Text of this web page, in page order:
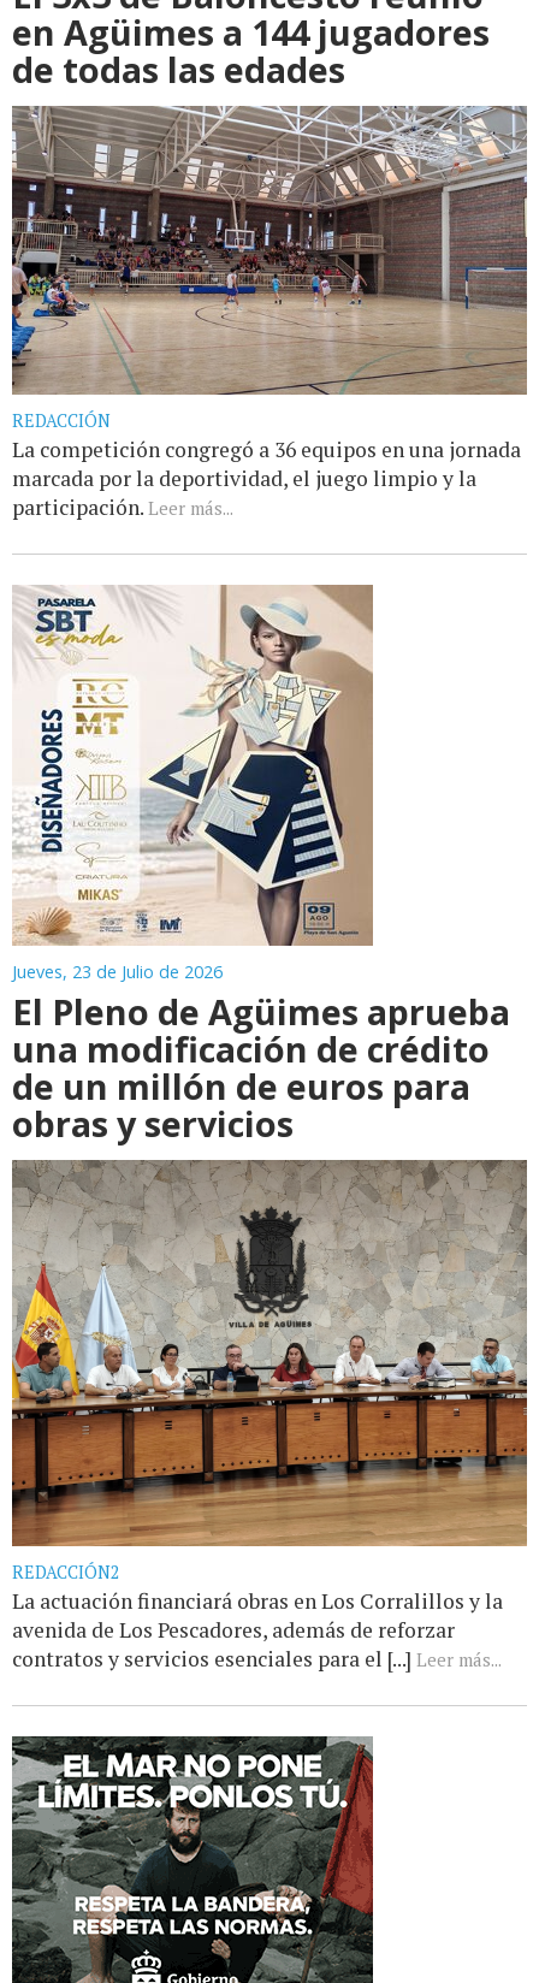
en Agüimes a 144 jugadores
de todas las edades
REDACCIÓN
La competición congregó a 36 equipos en una jornada
marcada por la deportividad, el juego limpio y la
participación. Leer más...
Jueves, 23 de Julio de 2026
El Pleno de Agüimes aprueba
una modificación de crédito
de un millón de euros para
obras y servicios
REDACCIÓN2
La actuación financiará obras en Los Corralillos y la
avenida de Los Pescadores, además de reforzar
contratos y servicios esenciales para el [...] Leer más...